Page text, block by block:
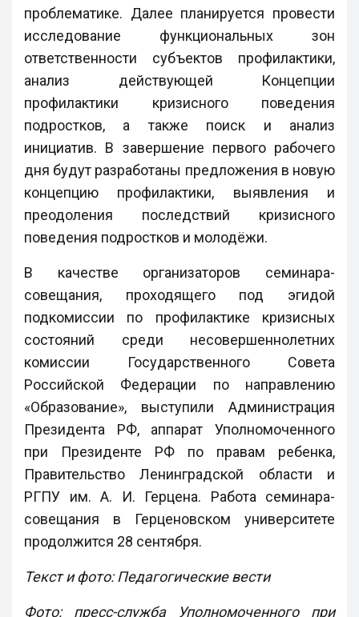
проблематике. Далее планируется провести
исследование функциональных зон
ответственности субъектов профилактики,
анализ действующей Концепции
профилактики кризисного поведения
подростков, а также поиск и анализ
инициатив. В завершение первого рабочего
дня будут разработаны предложения в новую
концепцию профилактики, выявления и
преодоления последствий кризисного
поведения подростков и молодёжи.
В качестве организаторов семинара-
совещания, проходящего под эгидой
подкомиссии по профилактике кризисных
состояний среди несовершеннолетних
комиссии Государственного Совета
Российской Федерации по направлению
«Образование», выступили Администрация
Президента РФ, аппарат Уполномоченного
при Президенте РФ по правам ребенка,
Правительство Ленинградской области и
РГПУ им. А. И. Герцена. Работа семинара-
совещания в Герценовском университете
продолжится 28 сентября.
Текст и фото: Педагогические вести
Фото: пресс-служба Уполномоченного при